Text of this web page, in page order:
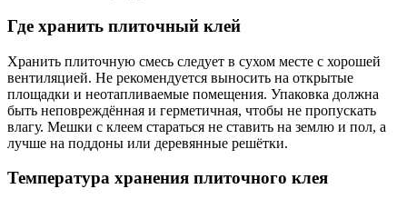
Где хранить плиточный клей
Хранить плиточную смесь следует в сухом месте с хорошей
вентиляцией. Не рекомендуется выносить на открытые
площадки и неотапливаемые помещения. Упаковка должна
быть неповреждённая и герметичная, чтобы не пропускать
влагу. Мешки с клеем стараться не ставить на землю и пол, а
лучше на поддоны или деревянные решётки.
Температура хранения плиточного клея